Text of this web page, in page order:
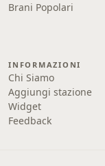
Brani Popolari
INFORMAZIONI
Chi Siamo
Aggiungi stazione
Widget
Feedback